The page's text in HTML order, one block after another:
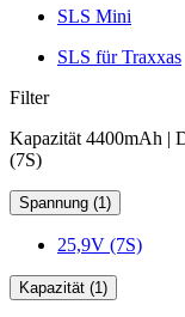
SLS Mini
SLS für Traxxas
Filter
Kapazität 4400mAh |
(7S)
Spannung (1)
25,9V (7S)
Kapazität (1)